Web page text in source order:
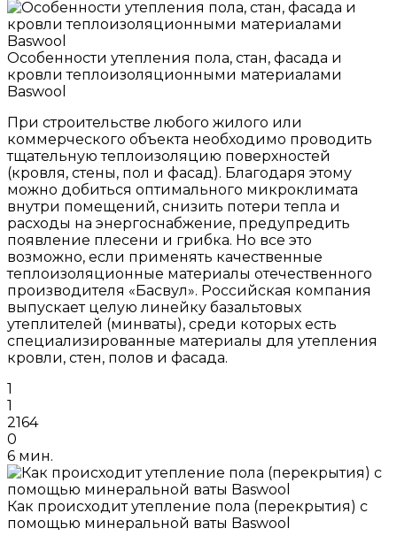
Особенности утепления пола, стан, фасада и
кровли теплоизоляционными материалами
Baswool
При строительстве любого жилого или
коммерческого объекта необходимо проводить
тщательную теплоизоляцию поверхностей
(кровля, стены, пол и фасад). Благодаря этому
можно добиться оптимального микроклимата
внутри помещений, снизить потери тепла и
расходы на энергоснабжение, предупредить
появление плесени и грибка. Но все это
возможно, если применять качественные
теплоизоляционные материалы отечественного
производителя «Басвул». Российская компания
выпускает целую линейку базальтовых
утеплителей (минваты), среди которых есть
специализированные материалы для утепления
кровли, стен, полов и фасада.
1
1
2164
0
6 мин.
Как происходит утепление пола (перекрытия) с
помощью минеральной ваты Baswool